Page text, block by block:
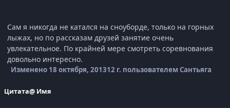
Сам я никогда не катался на сноуборде, только на горных
лыжах, но по рассказам друзей занятие очень
увлекательное. По крайней мере смотреть соревнования
довольно интересно.
Изменено 18 октября, 201312 г. пользователем Сантьяга
Цитата@ Имя